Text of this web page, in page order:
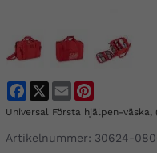
FacebookEmail
Universal Första hjälpen-
Artikelnummer: 30624-